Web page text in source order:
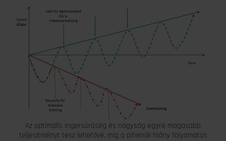
Az optimális ingersűrűség és nagyság egyre magasabb
teljesítményt tesz lehetővé, míg a pihenők hiány folyamatos